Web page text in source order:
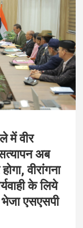
में वीर
अब
वीरांगना
के लिये
एसएसपी